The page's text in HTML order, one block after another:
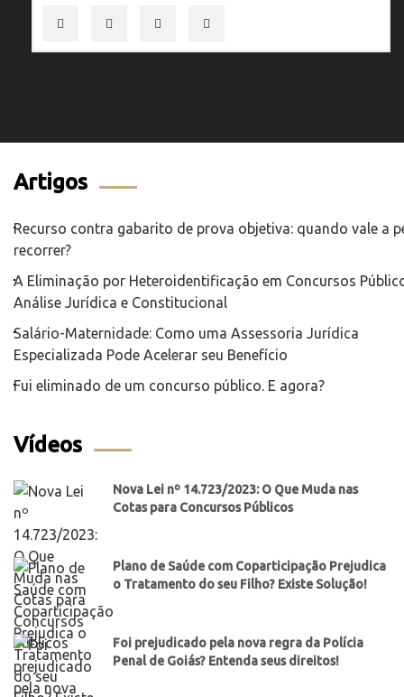
Artigos
Recurso contra gabarito de prova objetiva: quando vale a
recorrer?
A Eliminação por Heteroidentificação em Concursos
Análise Jurídica e Constitucional
Salário-Maternidade: Como uma Assessoria Jurídica
Especializada Pode Acelerar seu Benefício
Fui eliminado de um concurso público. E agora?
Vídeos
Nova Lei nº 14.723/2023: O Que Muda nas
Cotas para Concursos Públicos
Plano de Saúde com Coparticipação Prejudica
o Tratamento do seu Filho? Existe Solução!
Foi prejudicado pela nova regra da Polícia
Penal de Goiás? Entenda seus direitos!